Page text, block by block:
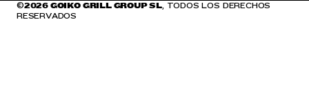
©2026 GOIKO GRILL GROUP SL, TODOS LOS DERECHOS
RESERVADOS